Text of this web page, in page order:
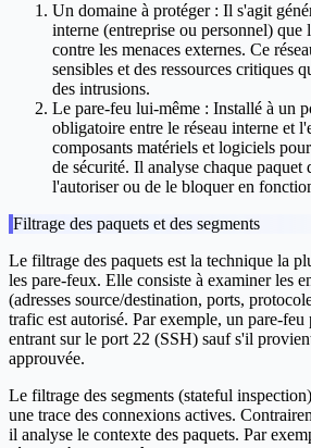
Un domaine à protéger: Il s'agit
interne (entreprise ou personnel) que
contre les menaces externes. Ce
sensibles et des ressources critiques
des intrusions.
Le pare-feu lui-même : Installé à un
obligatoire entre le réseau interne et
composants matériels et logiciels
de sécurité. Il analyse chaque paquet
l'autoriser ou de le bloquer en
Filtrage des paquets et des segments
Le filtrage des paquets est la technique la
les pare-feux. Elle consiste à examiner les
(adresses source/destination, ports,
trafic est autorisé. Par exemple, un pare-
entrant sur le port 22 (SSH) sauf s'il
approuvée.
Le filtrage des segments (stateful
une trace des connexions actives.
il analyse le contexte des paquets. Par